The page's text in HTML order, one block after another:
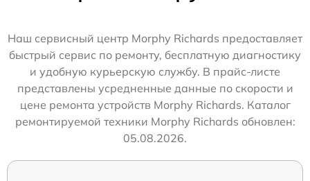
Наш сервисный центр Morphy Richards предоставляет
быстрый сервис по ремонту, бесплатную диагностику
и удобную курьерскую службу. В прайс-листе
представлены усредненные данные по скорости и
цене ремонта устройств Morphy Richards. Каталог
ремонтируемой техники Morphy Richards обновлен:
05.08.2026.